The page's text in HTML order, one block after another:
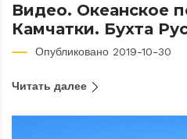
Видео. Океанское
Камчатки. Бухта
Опубликовано 2019-10-30
Читать далее